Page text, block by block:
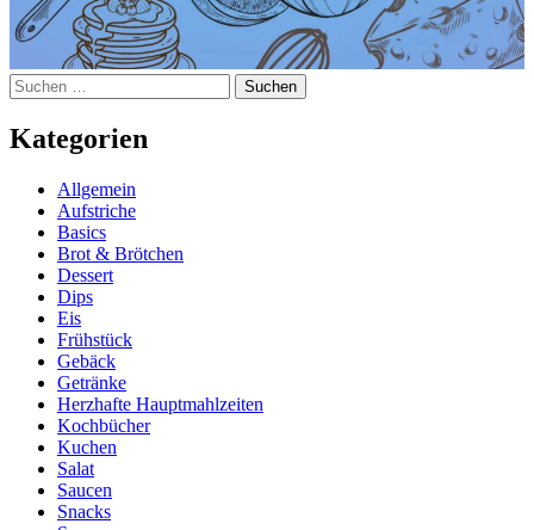
Suchen
nach:
Kategorien
Allgemein
Aufstriche
Basics
Brot & Brötchen
Dessert
Dips
Eis
Frühstück
Gebäck
Getränke
Herzhafte Hauptmahlzeiten
Kochbücher
Kuchen
Salat
Saucen
Snacks